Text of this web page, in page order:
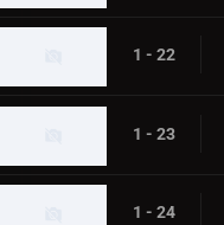
1 - 22
1 - 23
1 - 24